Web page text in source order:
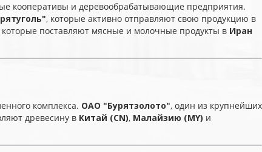
кооперативы и деревообрабатывающие предприятия.
, которые активно отправляют свою продукцию в
которые поставляют мясные и молочные продукты в Иран
комплекса. ОАО "Бурятзолото", один из крупнейших
древесину в Китай (CN), Малайзию (MY) и